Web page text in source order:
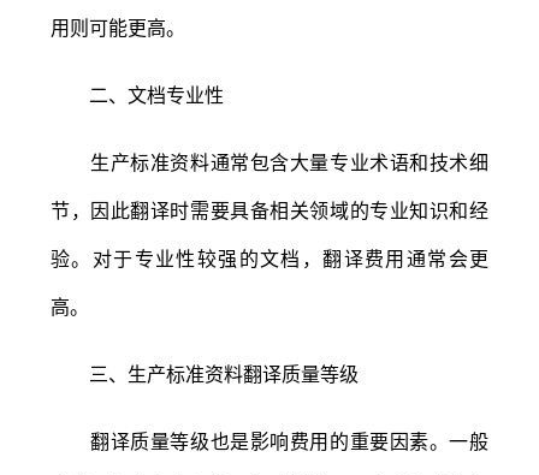
用则可能更高。
二、文档专业性
生产标准资料通常包含大量专业术语和技术细
节，因此翻译时需要具备相关领域的专业知识和经
验。对于专业性较强的文档，翻译费用通常会更
高。
三、生产标准资料翻译质量等级
翻译质量等级也是影响费用的重要因素。一般